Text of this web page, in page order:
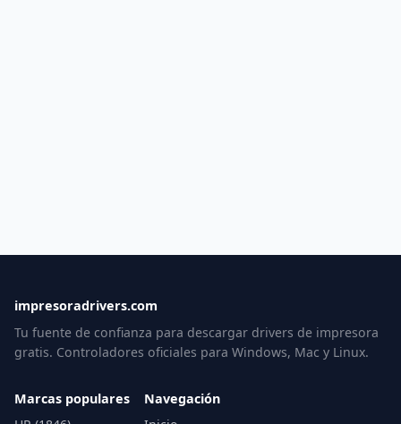
impresoradrivers.com
Tu fuente de confianza para descargar drivers de impresora
gratis. Controladores oficiales para Windows, Mac y Linux.
Marcas populares
Navegación